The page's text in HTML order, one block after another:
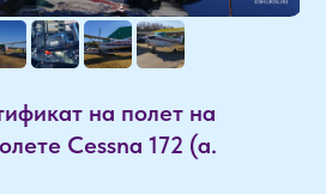
на полет на
Cessna 172 (а.